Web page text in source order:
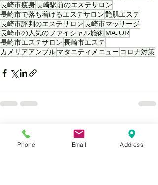
長崎市痩身長崎駅前のエステサロン
長崎市で落ち着けるエステサロン艶肌エステ
長崎市評判のエステサロン長崎市マッサージ
長崎市の人気のファイシャル施術MAJOR
長崎市エステサロン長崎市エステ
カメリアアンブルマタニティメニュー コロナ対策
最新記事 すべて表示
Phone Email Address